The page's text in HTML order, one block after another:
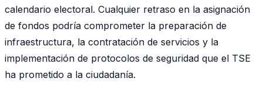
calendario electoral. Cualquier retraso en la asignación
de fondos podría comprometer la preparación de
infraestructura, la contratación de servicios y la
implementación de protocolos de seguridad que el TSE
ha prometido a la ciudadanía.